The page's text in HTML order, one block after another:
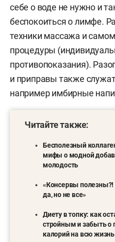
себе о воде не нужно и
беспокоиться о лимфе.
техники массажа и
процедуры
противопоказания).
и приправы также
например имбирные
Читайте также:
Бесполезный
мифы о модной
молодость
«Консервы полезны?!
да, но не все»
Диету в топку: как
стройным и забыть о
калорий на всю жизнь